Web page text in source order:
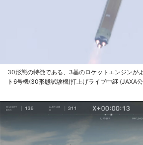
30形態の特徴である、3基のロケットエンジンが
ト6号機(30形態試験機)打上げライブ中継 (JAXA